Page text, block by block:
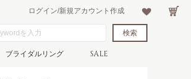
ブライダルリング SALE
ログイン/新規アカウント作成